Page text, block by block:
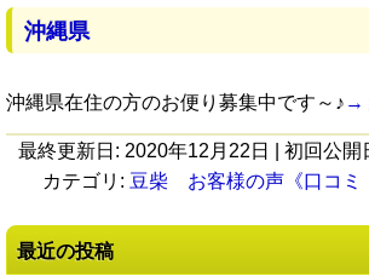
沖縄県
沖縄県在住の方のお便り募集中です～♪ →
最終更新日: 2020年12月22日 | 初回公開
カテゴリ: 豆柴 お客様の声《口コミ
最近の投稿